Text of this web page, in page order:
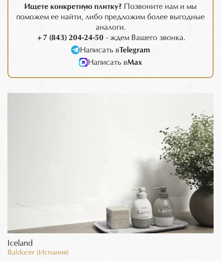
Ищете конкретную плитку? Позвоните нам и мы
поможем ее найти, либо предложим более выгодные
аналоги.
+7 (843) 204-24-50 - ждем Вашего звонка.
Написать вTelegram
Написать вMax
Iceland
Baldocer (Испания)